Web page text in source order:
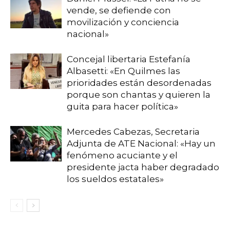
vende, se defiende con
movilización y conciencia
nacional»
Concejal libertaria Estefanía
Albasetti: «En Quilmes las
prioridades están desordenadas
porque son chantas y quieren la
guita para hacer política»
Mercedes Cabezas, Secretaria
Adjunta de ATE Nacional: «Hay un
fenómeno acuciante y el
presidente jacta haber degradado
los sueldos estatales»